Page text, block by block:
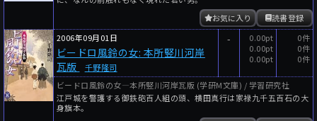
読書登録
お気に入り
2006年09月01日
ビードロ風鈴の女: 本所竪川河岸
瓦版
千野隆司
-
0.00pt
0.00pt
0.00pt
0件
0件
0件
ビードロ風鈴の女―本所竪川河岸瓦版 (学研M文庫) / 学習研究社
江戸城を警護する御鉄砲百人組の頭、横田真行は家禄九千五百石の大
身旗本。